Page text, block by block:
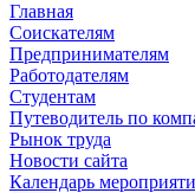
Главная
Соискателям
Предпринимателям
Работодателям
Студентам
Путеводитель по
Рынок труда
Новости сайта
Календарь